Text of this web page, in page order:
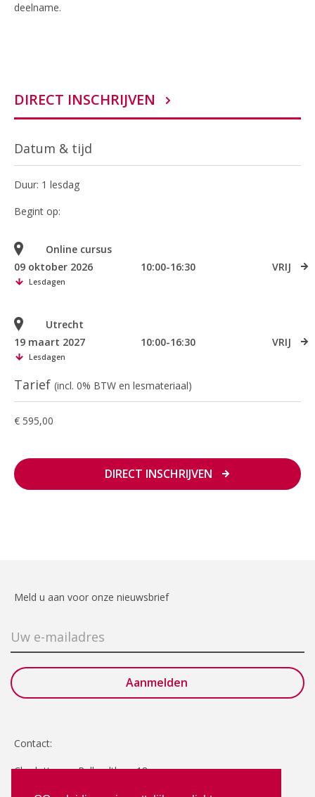
deelname.
DIRECT INSCHRIJVEN
Datum & tijd
Duur: 1 lesdag
Begint op:
Online cursus
09 oktober 2026
10:00-16:30 VRIJ
Lesdagen
Utrecht
19 maart 2027
10:00-16:30 VRIJ
Lesdagen
Tarief (incl. 0% BTW en lesmateriaal)
€ 595,00
DIRECT INSCHRIJVEN
Meld u aan voor onze nieuwsbrief
Contact:
Charlotte van Pallandtlaan 18